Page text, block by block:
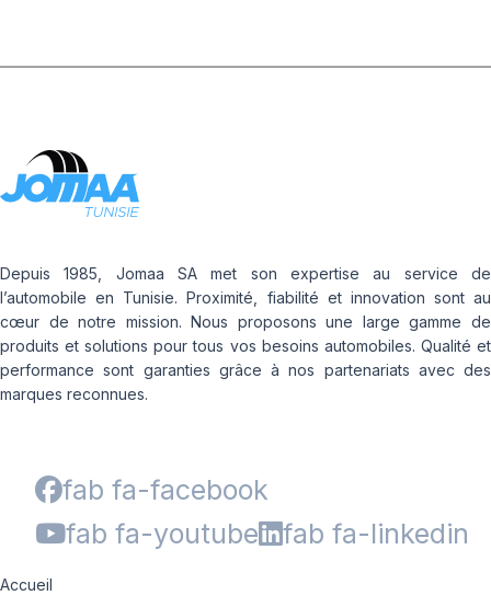
Depuis 1985, Jomaa SA met son expertise au service de
l’automobile en Tunisie. Proximité, fiabilité et innovation sont au
cœur de notre mission. Nous proposons une large gamme de
produits et solutions pour tous vos besoins automobiles. Qualité et
performance sont garanties grâce à nos partenariats avec des
marques reconnues.
fab fa-facebook
fab fa-youtube
fab fa-linkedin
Accueil